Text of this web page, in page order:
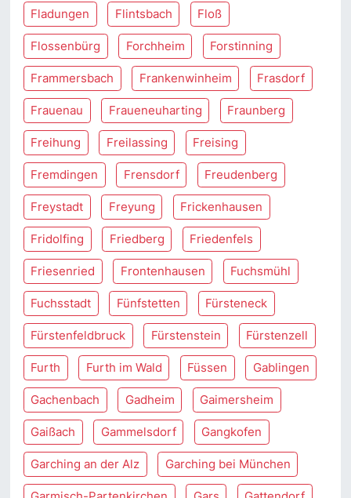
Fladungen Flintsbach Floß
Flossenbürg Forchheim Forstinning
Frammersbach Frankenwinheim Frasdorf
Frauenau Fraueneuharting Fraunberg
Freihung Freilassing Freising
Fremdingen Frensdorf Freudenberg
Freystadt Freyung Frickenhausen
Fridolfing Friedberg Friedenfels
Friesenried Frontenhausen Fuchsmühl
Fuchsstadt Fünfstetten Fürsteneck
Fürstenfeldbruck Fürstenstein Fürstenzell
Furth Furth im Wald Füssen Gablingen
Gachenbach Gadheim Gaimersheim
Gaißach Gammelsdorf Gangkofen
Garching an der Alz Garching bei München